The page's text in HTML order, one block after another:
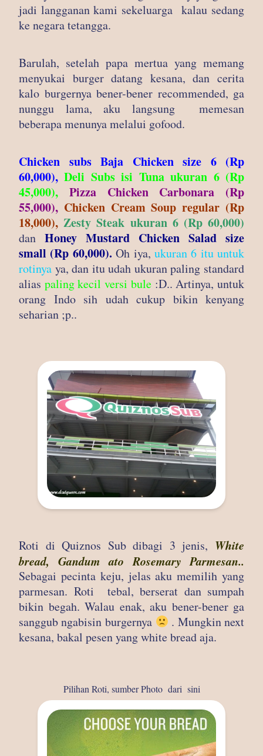
jadi langganan kami sekeluarga kalau sedang
ke negara tetangga.
Barulah, setelah papa mertua yang memang
menyukai burger datang kesana, dan cerita
kalo burgernya bener-bener recommended, ga
nunggu lama, aku langsung memesan
beberapa menunya melalui gofood.
Chicken subs Baja Chicken size 6 (Rp
60,000), Deli Subs isi Tuna ukuran 6 (Rp
45,000),
Pizza Chicken Carbonara (Rp
55,000), Chicken Cream Soup regular (Rp
18,000), Zesty Steak ukuran 6 (Rp 60,000)
dan Honey Mustard Chicken Salad size
small (Rp 60,000). Oh iya, ukuran 6 itu untuk
rotinya ya, dan itu udah ukuran paling standard
alias paling kecil versi bule:D.. Artinya, untuk
orang Indo sih udah cukup bikin kenyang
seharian ;p..
Roti di Quiznos Sub dibagi 3 jenis, White
bread, Gandum ato Rosemary Parmesan..
Sebagai pecinta keju, jelas aku memilih yang
parmesan. Roti tebal, berserat dan sumpah
bikin begah. Walau enak, aku bener-bener ga
sanggub ngabisin burgernya
. Mungkin next
kesana, bakal pesen yang white bread aja.
Pilihan Roti, sumber Photo dari sini